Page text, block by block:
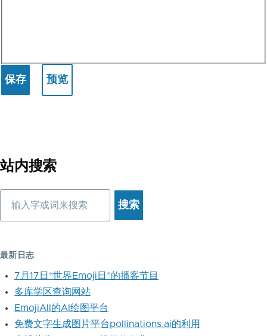
站内搜索
最新日志
7月17日“世界Emoji日”的播客节目
多库学区查询网站
EmojiAll的AI绘图平台
免费文字生成图片平台pollinations.ai的利用